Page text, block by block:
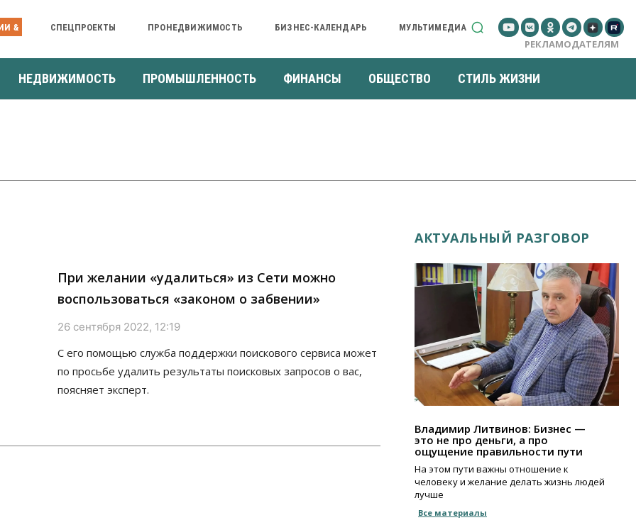
& СПЕЦПРОЕКТЫ ПРОНЕДВИЖИМОСТЬ БИЗНЕС-КАЛЕНДАРЬ МУЛЬТИМЕДИА
РЕКЛАМОДАТЕЛЯМ
НЕДВИЖИМОСТЬ ПРОМЫШЛЕННОСТЬ ФИНАНСЫ ОБЩЕСТВО СТИЛЬ ЖИЗНИ
При желании «удалиться» из Сети можно
воспользоваться «законом о забвении»
26 сентября 2022, 12:19
С его помощью служба поддержки поискового сервиса может
по просьбе удалить результаты поисковых запросов о вас,
поясняет эксперт.
АКТУАЛЬНЫЙ РАЗГОВОР
Владимир Литвинов: Бизнес —
это не про деньги, а про
ощущение правильности пути
На этом пути важны отношение к
человеку и желание делать жизнь людей
лучше
Все материалы